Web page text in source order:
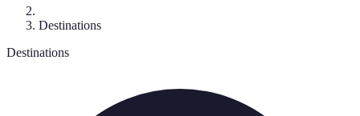
Destinations
Destinations